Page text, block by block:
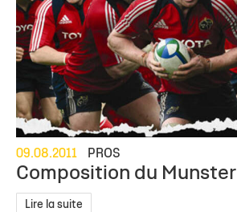
09.08.2011 PROS
Composition du Munster
Lire la suite